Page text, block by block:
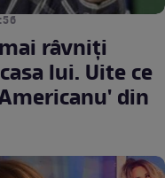
râvniţi
lui. Uite ce
din